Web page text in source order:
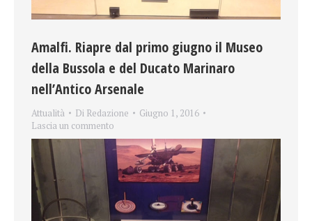
Amalfi. Riapre dal primo giugno il Museo
della Bussola e del Ducato Marinaro
nell’Antico Arsenale
Attualità Di Redazione
Giugno 1, 2016
Lascia un commento